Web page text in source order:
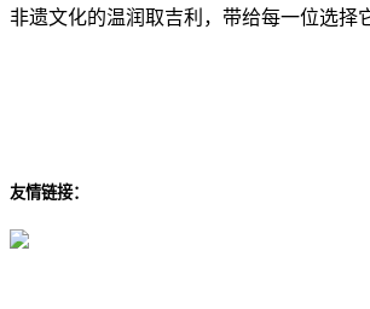
非遗文化的温润取吉利，带给每一位选择
友情链接：